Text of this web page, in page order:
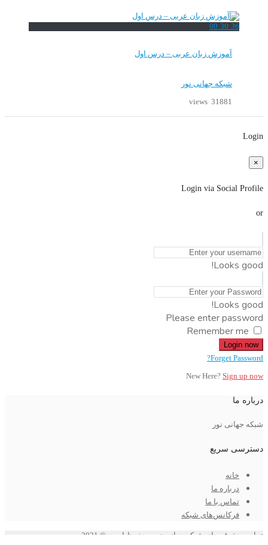
00:30:36
آموزش زبان عربی – درس اول
شبکه جهانی نور
31881 views
Login
×
Login via Social Profile
or
Looks good!
Looks good!
Please enter password
Remember me
Login now
Forget Password?
New Here? Sign up now
درباره ما
شبکه جهانی نور
دسترسی سریع
خانه
درباره ما
تماس با ما
فرکانس‌های شبکه
تمامی حقوق برای شبکه جهانی نور محفوظ است © 2021